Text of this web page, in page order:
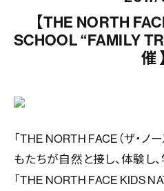
【THE NORTH
SCHOOL “FAMILY
催 】
「THE NORTH FACE（ザ・ノ
もたちが自然と接し、体験し
「THE NORTH FACE KIDS